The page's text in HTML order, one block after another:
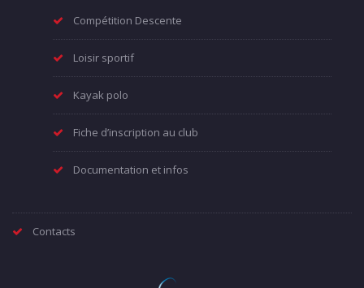
Compétition Descente
Loisir sportif
Kayak polo
Fiche d’inscription au club
Documentation et infos
Contacts